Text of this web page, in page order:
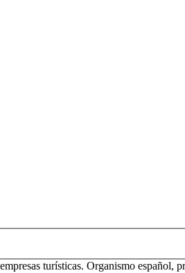
turísticas. Organismo español,